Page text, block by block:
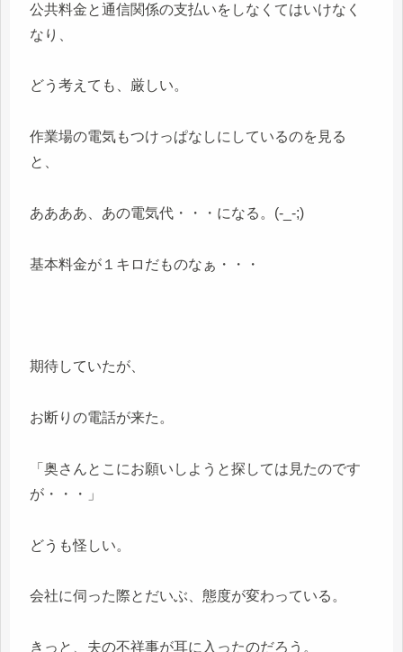
公共料金と通信関係の支払いをしなくてはいけなく
なり、
どう考えても、厳しい。
作業場の電気もつけっぱなしにしているのを見る
と、
ああああ、あの電気代・・・になる。(-_-;)
基本料金が１キロだものなぁ・・・
期待していたが、
お断りの電話が来た。
「奥さんとこにお願いしようと探しては見たのです
が・・・」
どうも怪しい。
会社に伺った際とだいぶ、態度が変わっている。
きっと、夫の不祥事が耳に入ったのだろう。